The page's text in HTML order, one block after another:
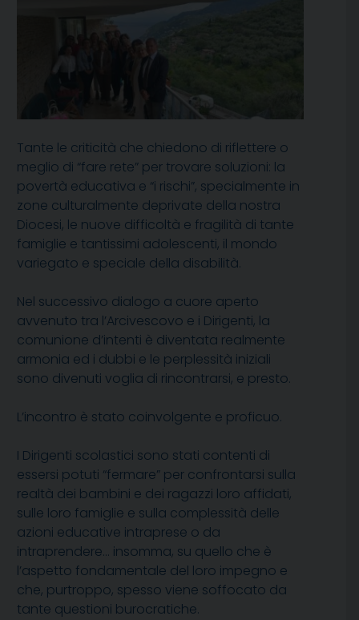
Tante le criticità che chiedono di riflettere o
meglio di “fare rete” per trovare soluzioni: la
povertà educativa e “i rischi”, specialmente in
zone culturalmente deprivate della nostra
Diocesi, le nuove difficoltà e fragilità di tante
famiglie e tantissimi adolescenti, il mondo
variegato e speciale della disabilità.
Nel successivo dialogo a cuore aperto
avvenuto tra l’Arcivescovo e i Dirigenti, la
comunione d’intenti è diventata realmente
armonia ed i dubbi e le perplessità iniziali
sono divenuti voglia di rincontrarsi, e presto.
L’incontro è stato coinvolgente e proficuo.
I Dirigenti scolastici sono stati contenti di
essersi potuti “fermare” per confrontarsi sulla
realtà dei bambini e dei ragazzi loro affidati,
sulle loro famiglie e sulla complessità delle
azioni educative intraprese o da
intraprendere… insomma, su quello che è
l’aspetto fondamentale del loro impegno e
che, purtroppo, spesso viene soffocato da
tante questioni burocratiche.